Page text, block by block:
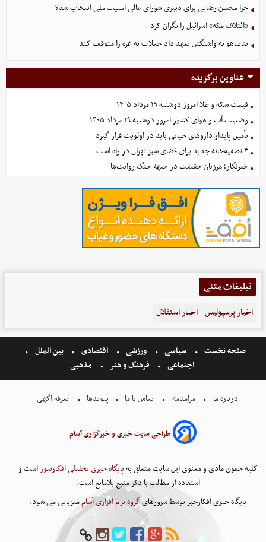
چرا محسن رضایی برای دبیری شورای عالی امنیت ملی انتخاب شد؟
«ائتلاف مکه» اسرائیل را نگران کرد
نتانیاهو به واشنگتن تعهد داد حملات به غزه را متوقف کند
عناوین برگزیده
قیمت سکه و طلا امروز دوشنبه ۱۹ مرداد ۱۴۰۵
وضعیت آب و هوای کشور امروز دوشنبه ۱۹ مرداد ۱۴۰۵
تأمین پایدار داروهای حیاتی باید در اولویت قرار گیرد
۳ تصفیه‌خانه جدید برای فضای سبز تهران در راه است
خبرنگار؛ مرزبان حقیقت در جبهه جنگ روایت‌ها
تبلیغات متنی
اخبار پرسپولیس اخبار استقلال
صفحه نخست سیاسی ورزشی اقتصادی
بین الملل
اجتماعی
فرهنگ و هنر مذهبی
درباره ما مرامنامه تماس با ما پیوندها تعرفه اگهی
طراحی سایت خبری و خبرگزاری آسام
کلیه حقوق مادی و معنوی این سایت متعلق بهپایگاه خبری تحلیلی افکارنیوزاست و
استفاده از مطالب با ذکر منبع بلامانع است.
پایگاه خبری افکارخبر توسط سرورهایگروه نرم افزاری آساممیزبانی می شود.